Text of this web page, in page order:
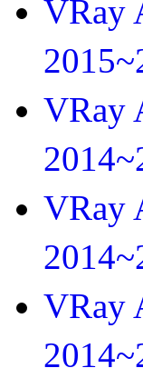
VRay
VRay
VRay
VRay